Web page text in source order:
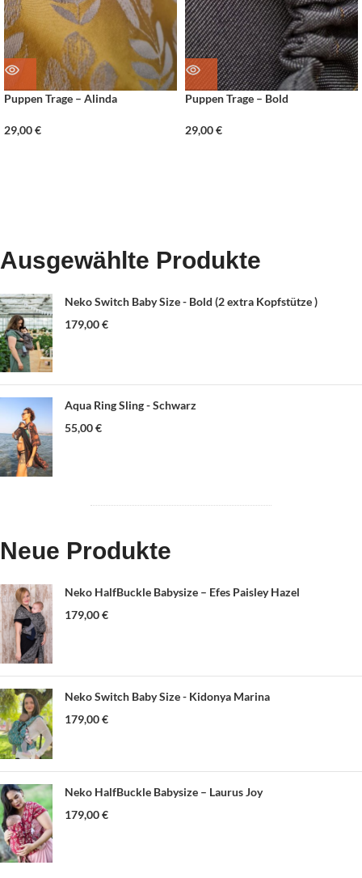
Puppen Trage – Alinda
29,00€
Puppen Trage – Bold
29,00€
Ausgewählte Produkte
Neko Switch Baby Size - Bold (2 extra Kopfstütze )
179,00€
Aqua Ring Sling - Schwarz
55,00€
Neue Produkte
Neko HalfBuckle Babysize – Efes Paisley Hazel
179,00€
Neko Switch Baby Size - Kidonya Marina
179,00€
Neko HalfBuckle Babysize – Laurus Joy
179,00€